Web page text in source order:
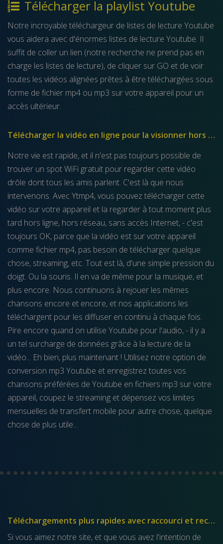
Télécharger la playlist Youtube
Notre incroyable téléchargeur de listes de lecture Youtube
vous aidera avec d'énormes listes de lecture Youtube. Il
suffit de coller un lien (notre recherche ne prend pas en
charge les listes de lecture), de cliquer sur GO et de voir
toutes les vidéos alignées prêtes à être téléchargées sous
forme de fichier mp4 ou mp3 sur votre appareil pour un
accès ultérieur.
Télécharger la vidéo en ligne pour la visionner hors ligne
Notre vie est rapide, et il n'est pas toujours possible de
trouver un spot WiFi gratuit pour regarder cette vidéo
drôle dont tous les amis parlent. C'est là que nous
intervenons. Avec Ytmp4, vous pouvez télécharger cette
vidéo sur votre appareil et la regarder à tout moment plus
tard hors ligne, hors réseau, sans accès Internet, - c'est
toujours OK, parce que la vidéo est sur votre appareil
comme fichier mp4, pas besoin de télécharger quelque
chose, streaming, etc. Tout est là, d'une simple pression du
doigt. Ou la souris. Il en va de même pour la musique, et
plus encore. Nous continuons à rejouer les mêmes
chansons encore et encore, et nos applications les
téléchargent pour les diffuser en continu à chaque fois.
Pire encore quand on utilise Youtube pour l'audio, - il y a
un tel surcharge de données grâce à la lecture de la
vidéo... Eh bien, plus maintenant ! Utilisez notre option de
conversion mp3 Youtube et enregistrez toutes vos
chansons préférées de Youtube en fichiers mp3 sur votre
appareil, coupez le streaming et dépensez vos limites
mensuelles de transfert mobile pour autre chose, quelque
chose de plus utile...
Téléchargements plus rapides avec raccourci et recherche sur Youtube
Si vous aimez notre site, et que vous avez l'intention de